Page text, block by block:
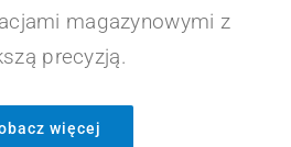
magazynowymi z
precyzją.
więcej